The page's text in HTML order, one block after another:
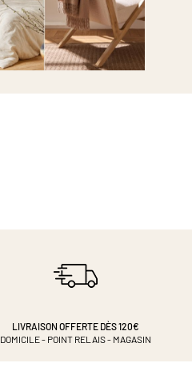
LIVRAISON OFFERTE DÈS 120€
DOMICILE - POINT RELAIS - MAGASIN